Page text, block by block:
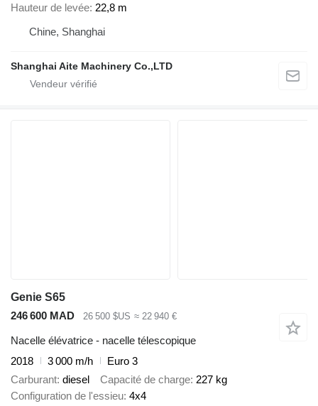
Hauteur de levée 22,8 m
Chine, Shanghai
Shanghai Aite Machinery Co.,LTD
Genie S65
246 600 MAD
26 500 $US ≈ 22 940 €
Nacelle élévatrice - nacelle télescopique
2018
3 000 m/h
Euro 3
Carburant diesel Capacité de charge 227 kg
Configuration de l'essieu 4x4